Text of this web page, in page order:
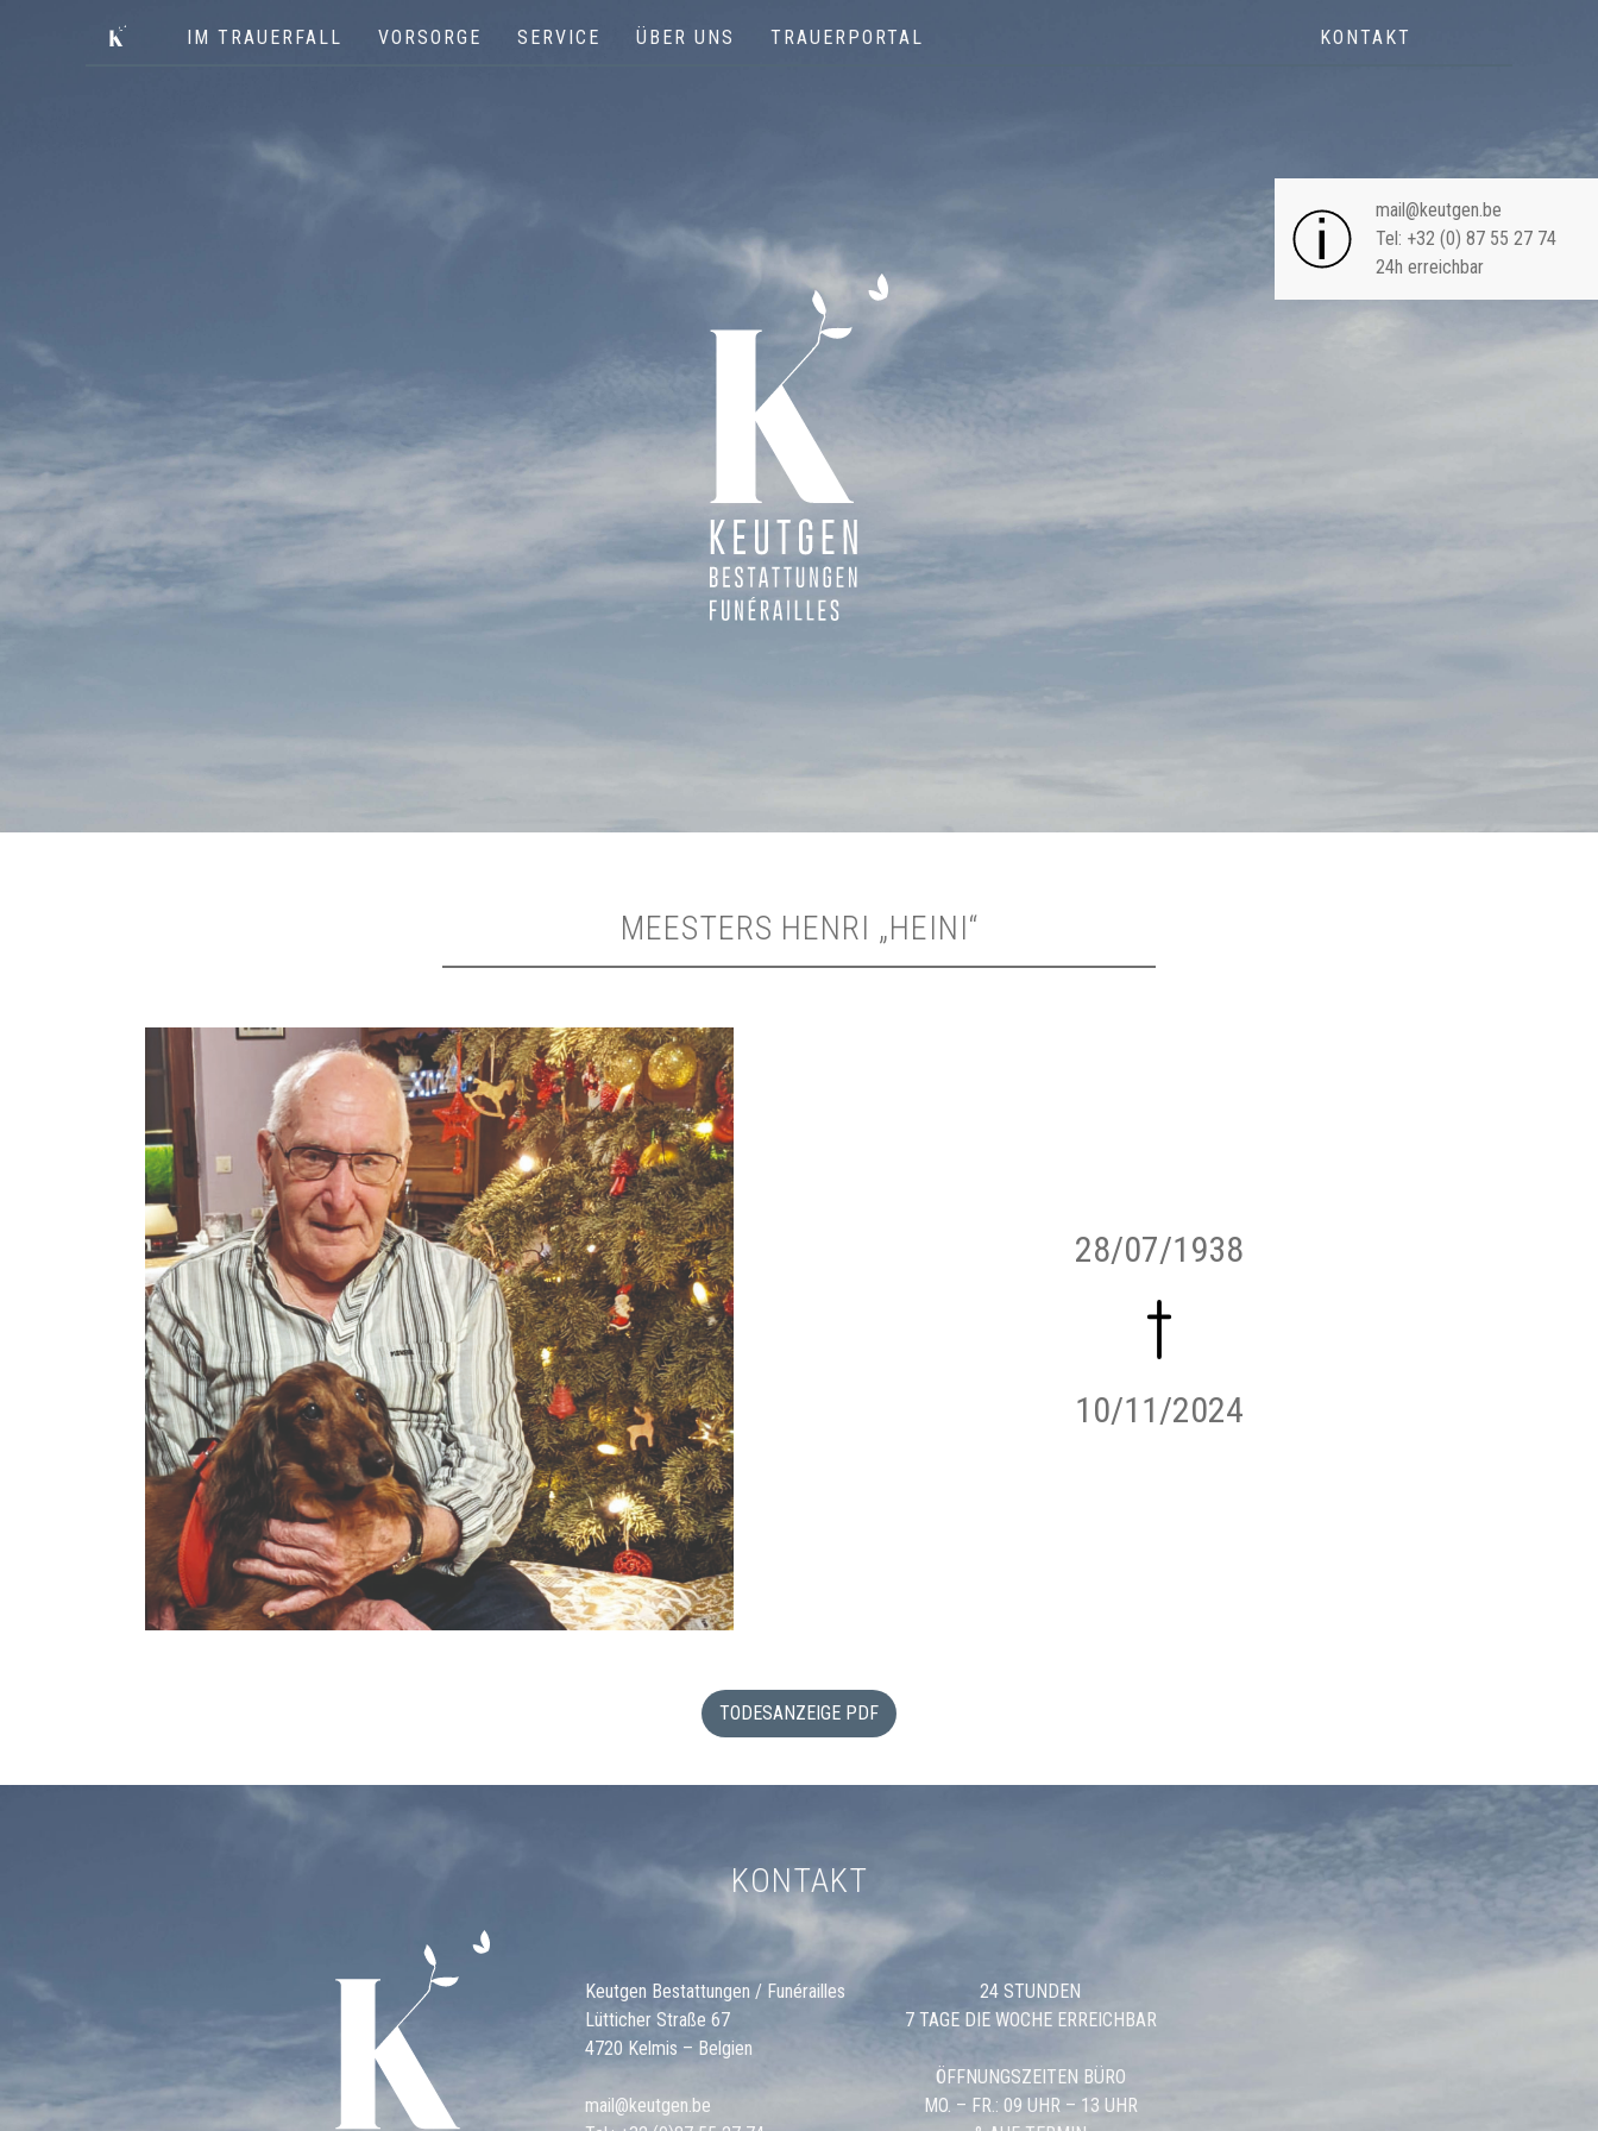
Keutgen | Bestattungen - Funérailles
mail@keutgen.be
Tel: +32 (0) 87 55 27 74
24h erreichbar
IM TRAUERFALL VORSORGE SERVICE ÜBER UNS TRAUERPORTAL KONTAKT
MEESTERS HENRI „HEINI“
28/07/1938
10/11/2024
TODESANZEIGE PDF
KONTAKT
Keutgen Bestattungen / Funérailles
Lütticher Straße 67
4720 Kelmis – Belgien
mail@keutgen.be
24 STUNDEN
7 TAGE DIE WOCHE ERREICHBAR
ÖFFNUNGSZEITEN BÜRO
MO. – FR.: 09 UHR – 13 UHR